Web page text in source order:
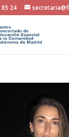
85 24